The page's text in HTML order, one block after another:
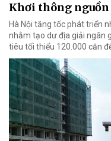
Khơi thông nguồn
Hà Nội tăng tốc phát triển
nhằm tạo dư địa giải ngân
tiêu tối thiểu 120.000 căn